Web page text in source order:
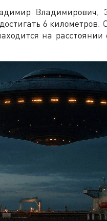
Владимирович,
6
на